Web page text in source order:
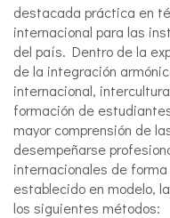
destacada práctica en
internacional para las
del país. Dentro de la
de la integración
internacional,
formación de
mayor comprensión de
desempeñarse
internacionales de
establecido en modelo,
los siguientes métodos: